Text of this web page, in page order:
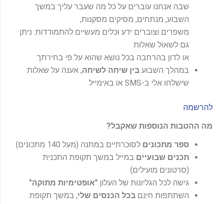
שבה אנחנו עוברים על כל מה שעבר עליך במשך
השבוע, מנתחים, מסיקים מסקנות,
משפרים וצוברים ידע וכלים מעשיים להתמודדות. ניתן
גם לשאול שאלות
או לדון בהרחבה בכל נושא שהוא על פי בחירתך
במהלך השבוע בין שיחה לשיחה, אענה על שאלות
שישלחו אלי ב-SMS או באימייל
להרשמה
מה ההטבות הנוספות שאקבל?
ספר מתכונים לסוכרתיים במתנה (מעל 140 מתכונים)
תכנים שבועיים במייל במשך תקופת התכנית
(סרטונים מועילים)
גישה לכל הגליונות של העלון "אופטימיות מתוקה"
השתתפות חינם בכל הכנסים שלי, במשך תקופת